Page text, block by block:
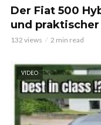
Der Fiat 500
und
132 views 2 min read
VIDEO